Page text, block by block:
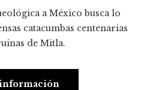
a México busca lo
catacumbas centenarias
de Mitla.